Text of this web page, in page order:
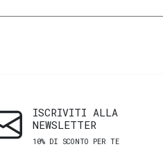
ISCRIVITI ALLA
NEWSLETTER
10% DI SCONTO PER TE